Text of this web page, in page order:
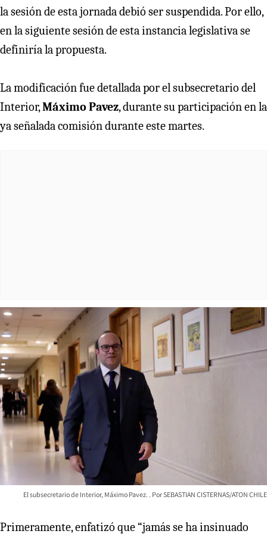
la sesión de esta jornada debió ser suspendida. Por ello,
en la siguiente sesión de esta instancia legislativa se
definiría la propuesta.
La modificación fue detallada por el subsecretario del
Interior,Máximo Pavez, durante su participación en la
ya señalada comisión durante este martes.
El subsecretario de Interior, Máximo Pavez. SEBASTIAN CISTERNAS/ATON CHILE
Primeramente, enfatizó que “jamás se ha insinuado